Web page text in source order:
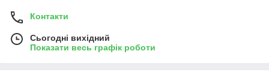
Контакти
Сьогодні вихідний
Показати весь графік роботи